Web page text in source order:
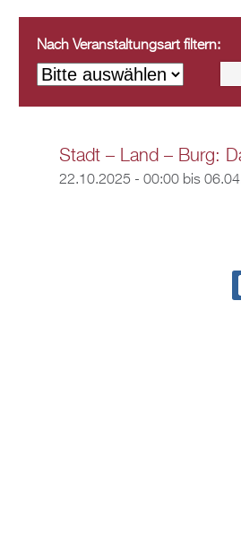
Nach Veranstaltungsart filtern:
Stadt – Land – Burg:
22.10.2025 - 00:00bis